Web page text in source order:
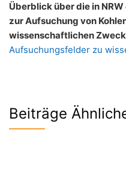
Überblick über die in
zur Aufsuchung von
wissenschaftlichen
Aufsuchungsfelder zu
Beiträge